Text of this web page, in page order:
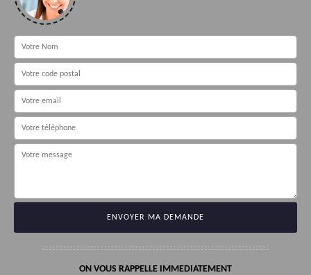
ON VOUS RAPPELLE IMMEDIATEMENT